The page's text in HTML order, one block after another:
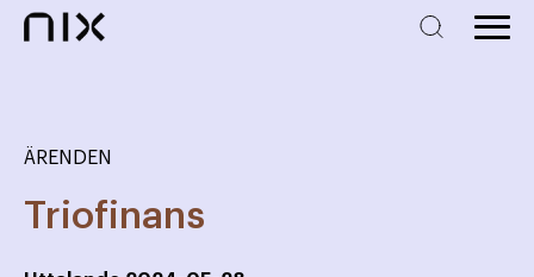
ÄRENDEN
Triofinans